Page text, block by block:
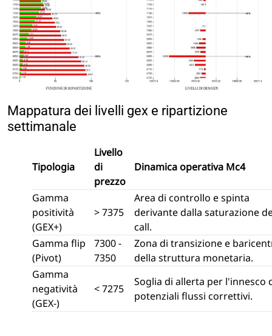
Mappatura dei livelli gex e ripartizione
settimanale
Tipologia
Livello
di
prezzo
Dinamica operativa Mc4
Gamma
positività
(GEX+)
> 7375
Area di controllo e spinta
derivante dalla saturazione
call.
Gamma flip
(Pivot)
7300 -
7350
Zona di transizione e
della struttura monetaria.
Gamma
negatività
(GEX-)
< 7275
Soglia di allerta per l'innesco
potenziali flussi correttivi.